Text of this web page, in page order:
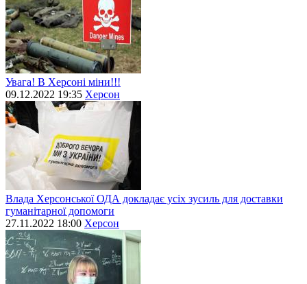
Увага! В Херсоні міни!!!
09.12.2022 19:35 Херсон
Влада Херсонської ОДА докладає усіх зусиль для доставки
гуманітарної допомоги
27.11.2022 18:00 Херсон